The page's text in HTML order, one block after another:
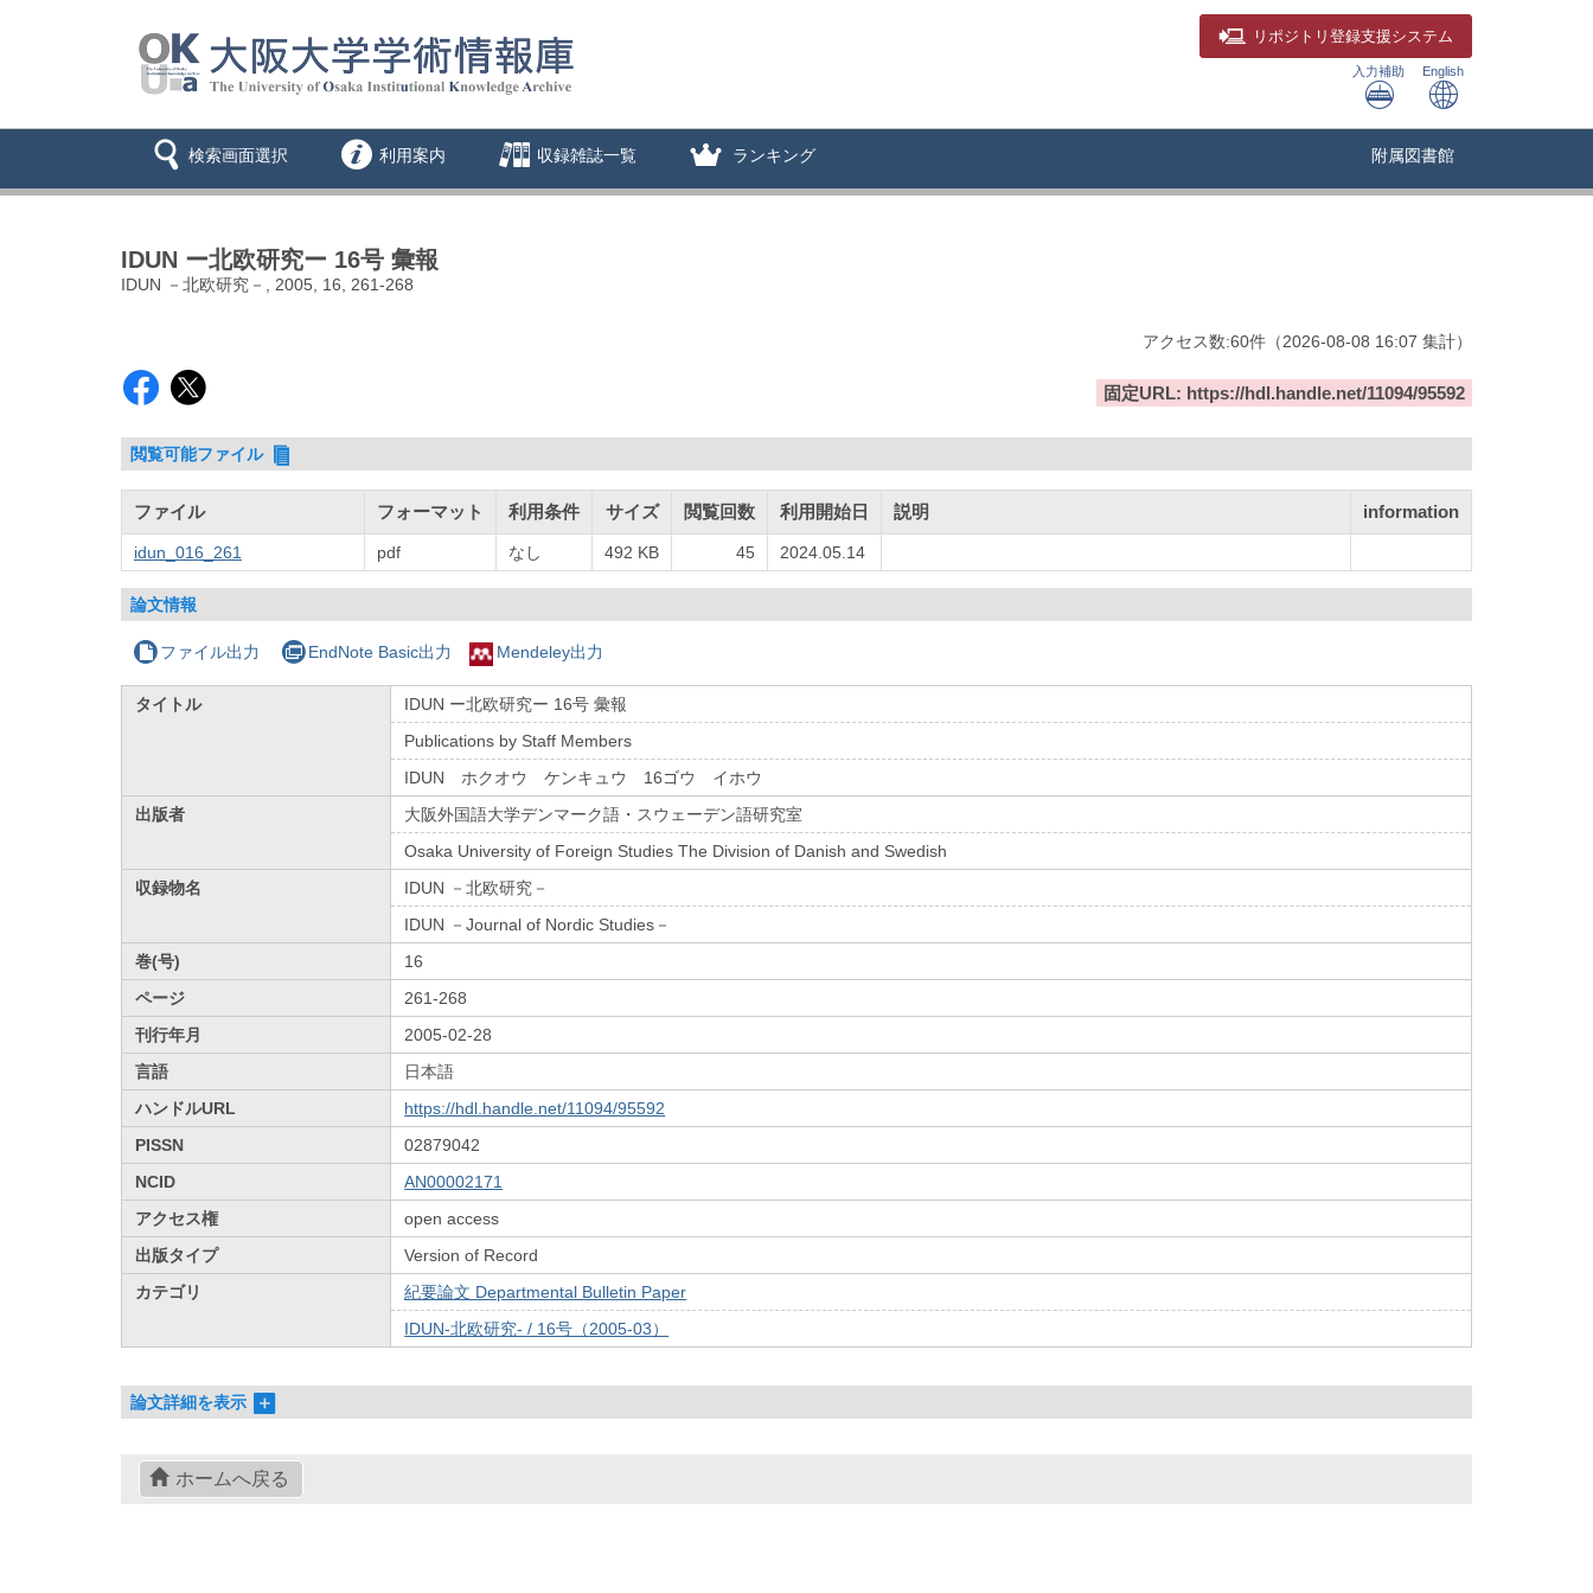
リポジトリ 登録支援システム
入力補助 English
検索画面選択 利用案内 収録雑誌一覧 ランキング 附属図書館
IDUN ー北欧研究ー 16号 彙報
IDUN －北欧研究－, 2005, 16, 261-268
アクセス数:60件 （2026-08-08 16:07 集計）
固定URL: https://hdl.handle.net/11094/95592
閲覧可能ファイル
ファイル フォーマット 利用条件 サイズ 閲覧回数 利用開始日 説明 information
idun_016_261 pdf なし 492 KB 45 2024.05.14
論文情報
ファイル出力 EndNote Basic出力 Mendeley出力
タイトル
IDUN ー北欧研究ー 16号 彙報
Publications by Staff Members
IDUN ホクオウ ケンキュウ 16ゴウ イホウ
出版者
大阪外国語大学デンマーク語・スウェーデン語研究室
Osaka University of Foreign Studies The Division of Danish and Swedish
収録物名
IDUN －北欧研究－
IDUN －Journal of Nordic Studies－
巻(号)
16
ページ
261-268
刊行年月
2005-02-28
言語
日本語
ハンドルURL
https://hdl.handle.net/11094/95592
PISSN
02879042
NCID
AN00002171
アクセス権
open access
出版タイプ
Version of Record
カテゴリ
紀要論文 Departmental Bulletin Paper
IDUN-北欧研究- / 16号（2005-03）
論文詳細を表示
ホームへ戻る